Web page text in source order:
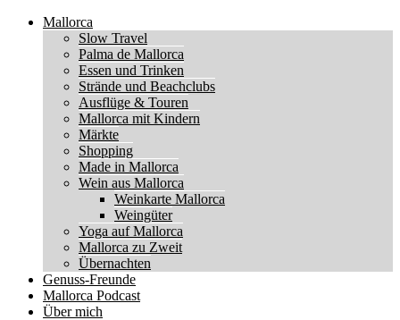
Mallorca
Slow Travel
Palma de Mallorca
Essen und Trinken
Strände und Beachclubs
Ausflüge & Touren
Mallorca mit Kindern
Märkte
Shopping
Made in Mallorca
Wein aus Mallorca
Weinkarte Mallorca
Weingüter
Yoga auf Mallorca
Mallorca zu Zweit
Übernachten
Genuss-Freunde
Mallorca Podcast
Über mich